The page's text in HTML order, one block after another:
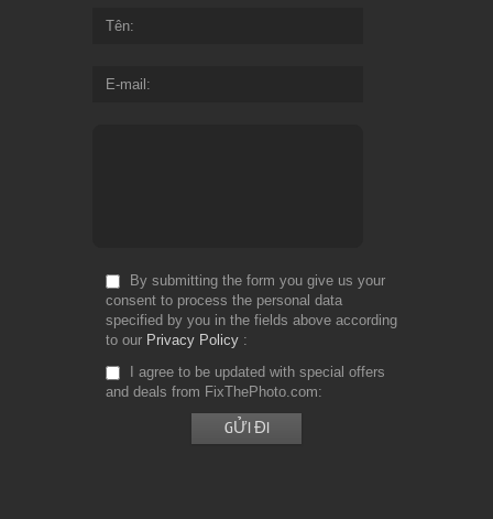
Tên
E-mail
By submitting the form you give us your
consent to process the personal data
specified by you in the fields above according
to our Privacy Policy
I agree to be updated with special offers
and deals from FixThePhoto.com